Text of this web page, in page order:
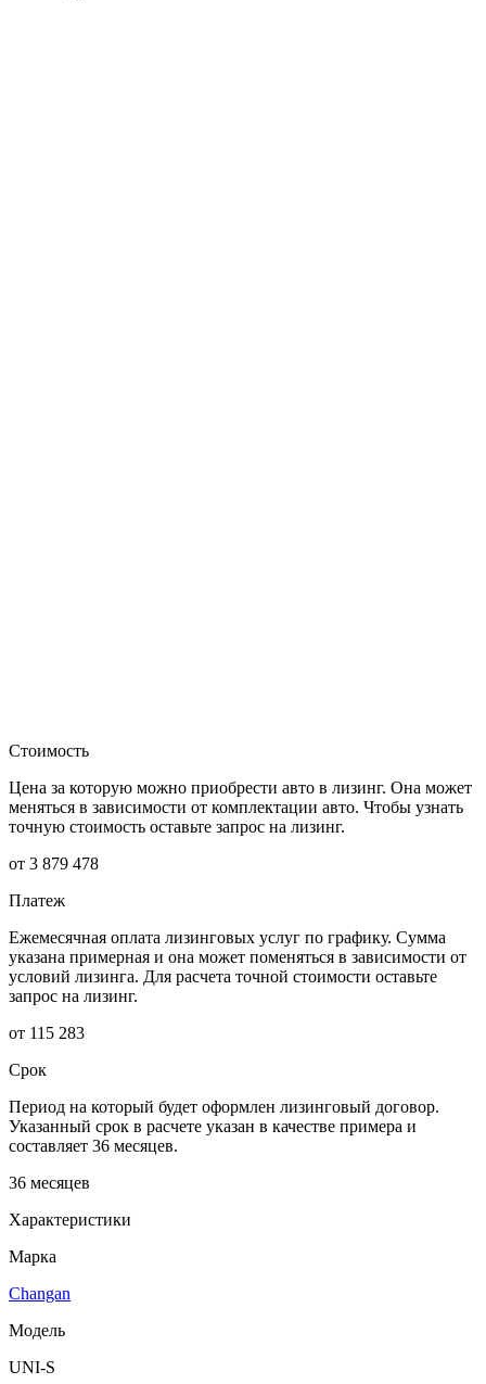
Стоимость
Цена за которую можно приобрести авто в лизинг. Она может
меняться в зависимости от комплектации авто. Чтобы узнать
точную стоимость оставьте запрос на лизинг.
от 3 879 478
Платеж
Ежемесячная оплата лизинговых услуг по графику. Сумма
указана примерная и она может поменяться в зависимости от
условий лизинга. Для расчета точной стоимости оставьте
запрос на лизинг.
от 115 283
Срок
Период на который будет оформлен лизинговый договор.
Указанный срок в расчете указан в качестве примера и
составляет 36 месяцев.
36 месяцев
Характеристики
Марка
Changan
Модель
UNI-S